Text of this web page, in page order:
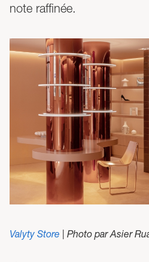
note raffinée.
Valyty Store | Photo par Asier